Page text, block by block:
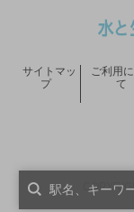
サイトマッ
プ
ご利用
て